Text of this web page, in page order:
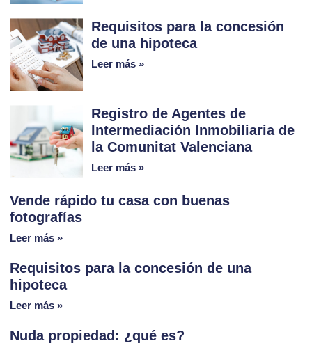
Requisitos para la concesión
de una hipoteca
Leer más »
Registro de Agentes de
Intermediación Inmobiliaria de
la Comunitat Valenciana
Leer más »
Vende rápido tu casa con buenas
fotografías
Leer más »
Requisitos para la concesión de una
hipoteca
Leer más »
Nuda propiedad: ¿qué es?